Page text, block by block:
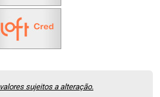
valores sujeitos a alteração.